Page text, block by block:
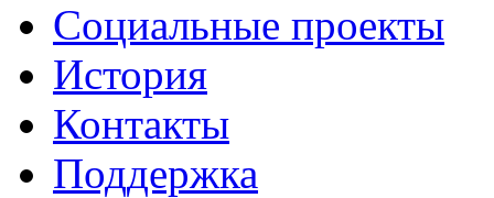
Социальные проекты
История
Контакты
Поддержка